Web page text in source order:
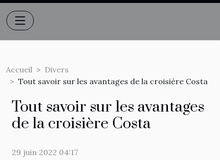
Accueil
Divers
Tout savoir sur les avantages de la croisière Costa
Tout savoir sur les avantages
de la croisière Costa
29 juin 2022 04:17